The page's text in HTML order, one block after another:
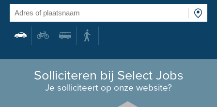
Solliciteren bij Select Jobs
Je solliciteert op onze website?